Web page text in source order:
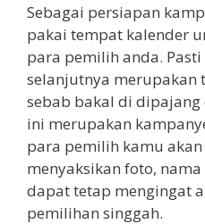
Sebagai persiapan
pakai tempat kalender
para pemilih anda.
selanjutnya merupakan
sebab bakal di
ini merupakan
para pemilih kamu akan
menyaksikan foto,
dapat tetap mengingat
pemilihan singgah.